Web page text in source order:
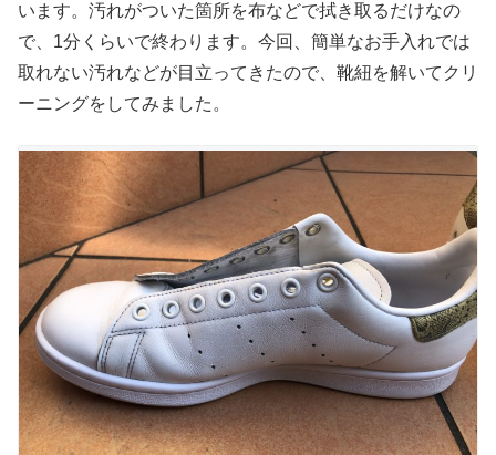
います。汚れがついた箇所を布などで拭き取るだけなの
で、1分くらいで終わります。今回、簡単なお手入れでは
取れない汚れなどが目立ってきたので、靴紐を解いてクリ
ーニングをしてみました。